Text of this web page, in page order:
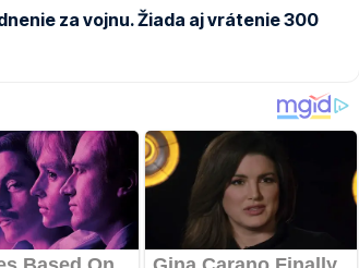
za vojnu. Žiada aj vrátenie 300